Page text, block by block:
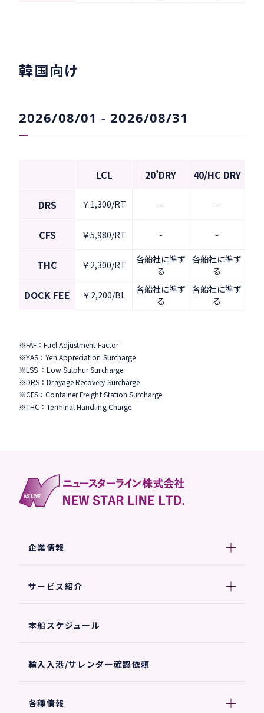
韓国向け
2026/08/01 - 2026/08/31
LCL 20’DRY 40/HC DRY
DRS ￥1,300/RT - -
CFS ￥5,980/RT - -
THC ￥2,300/RT
各船社に準ず
る
各船社に準ず
る
DOCK FEE ￥2,200/BL
各船社に準ず
る
各船社に準ず
る
※FAF：Fuel Adjustment Factor
※YAS：Yen Appreciation Surcharge
※LSS ：Low Sulphur Surcharge
※DRS：Drayage Recovery Surcharge
※CFS：Container Freight Station Surcharge
※THC：Terminal Handling Charge
企業情報
サービス紹介
本船スケジュール
輸入入港/サレンダー確認依頼
各種情報